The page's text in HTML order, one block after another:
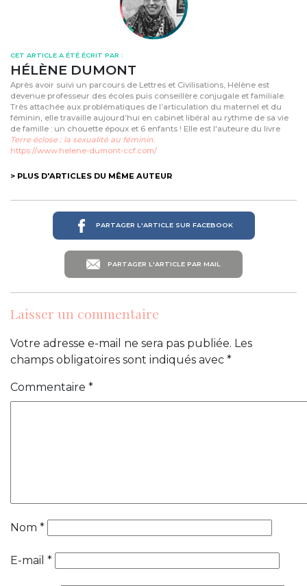
CET ARTICLE A ÉTÉ ÉCRIT PAR :
HÉLÈNE DUMONT
Après avoir suivi un parcours de Lettres et Civilisations, Hélène est
devenue professeur des écoles puis conseillère conjugale et familiale.
Très attachée aux problématiques de l’articulation du maternel et du
féminin, elle travaille aujourd’hui en cabinet libéral au rythme de sa vie
de famille : un chouette époux et 6 enfants ! Elle est l'auteure du livre
Terre éclose : la sexualité au féminin.
https://www.helene-dumont-ccf.com/
> PLUS D'ARTICLES DU MÊME AUTEUR
PARTAGER L'ARTICLE SUR FACEBOOK
PARTAGER L'ARTICLE PAR MAIL
Laisser un commentaire
Votre adresse e-mail ne sera pas publiée. Les
champs obligatoires sont indiqués avec *
Commentaire *
Nom *
E-mail *